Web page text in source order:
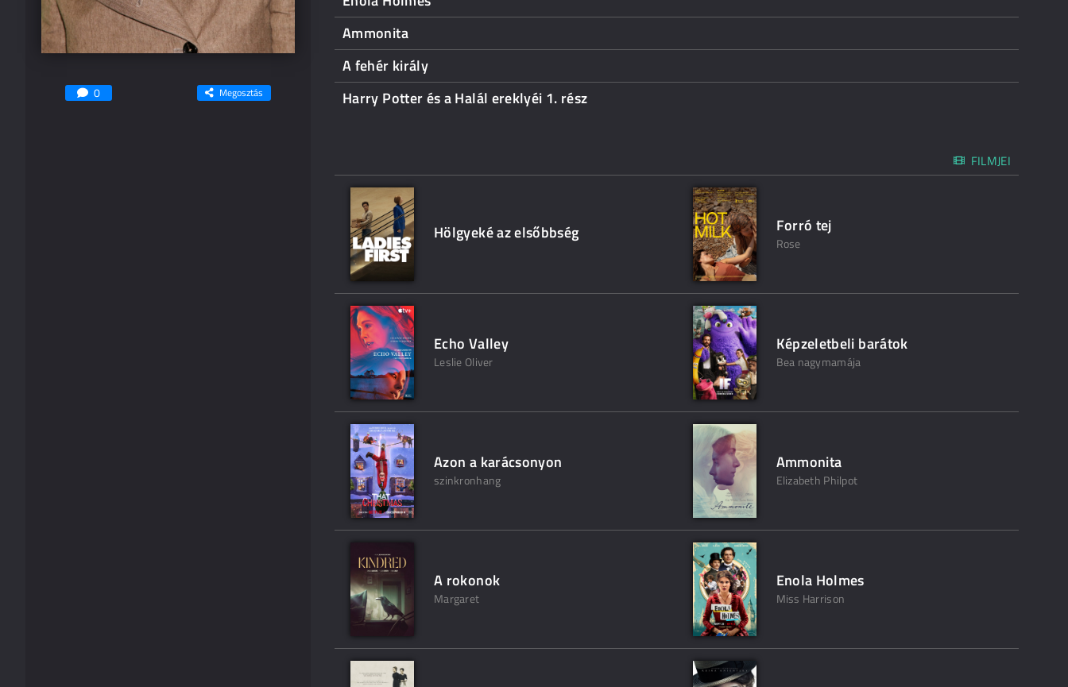
0 Megosztás
Ammonita
A fehér király
Harry Potter és a Halál ereklyéi 1. rész
FILMJEI
Hölgyeké az elsőbbség Forró tej
Rose
Echo Valley
Leslie Oliver
Képzeletbeli barátok
Bea nagymamája
Azon a karácsonyon
szinkronhang
Ammonita
Elizabeth Philpot
A rokonok
Margaret
Enola Holmes
Miss Harrison